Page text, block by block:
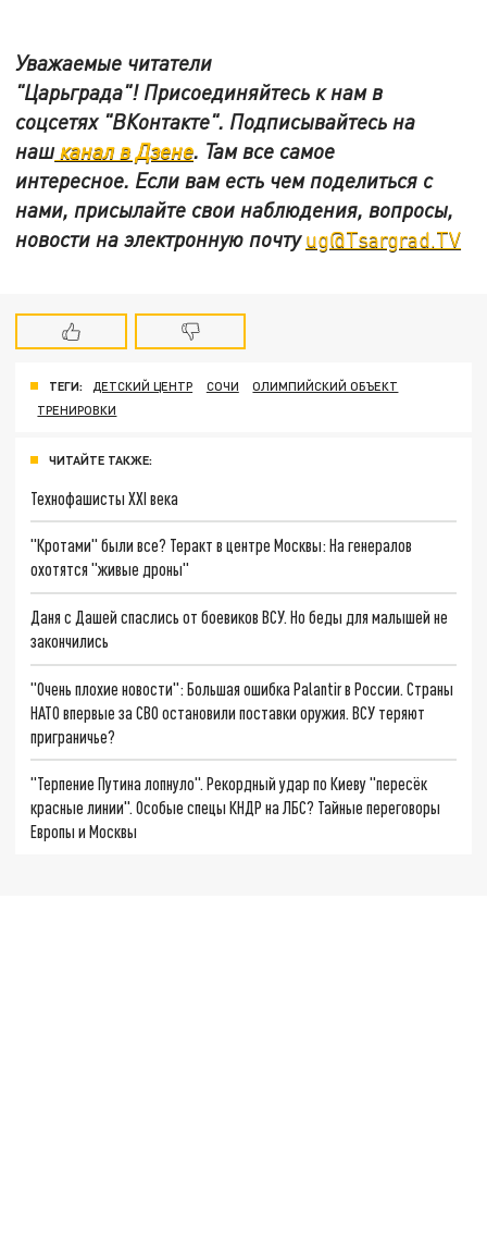
Уважаемые читатели
"Царьграда"! Присоединяйтесь к нам в
соцсетях "ВКонтакте". Подписывайтесь на
нашканал в Дзене. Там все самое
интересное. Если вам есть чем поделиться с
нами, присылайте свои наблюдения, вопросы,
новости на электронную почтуug@Tsargrad.TV
ТЕГИ: ДЕТСКИЙ ЦЕНТР СОЧИ
ОЛИМПИЙСКИЙ ОБЪЕКТ
ТРЕНИРОВКИ
ЧИТАЙТЕ ТАКЖЕ:
Технофашисты XXI века
"Кротами" были все? Теракт в центре Москвы: На генералов
охотятся "живые дроны"
Даня с Дашей спаслись от боевиков ВСУ. Но беды для малышей не
закончились
"Очень плохие новости": Большая ошибка Palantir в России. Страны
НАТО впервые за СВО остановили поставки оружия. ВСУ теряют
приграничье?
"Терпение Путина лопнуло". Рекордный удар по Киеву "пересёк
красные линии". Особые спецы КНДР на ЛБС? Тайные переговоры
Европы и Москвы